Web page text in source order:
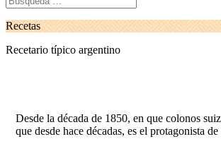
Recetas
Recetario típico argentino
Desde la década de 1850, en que colonos
que desde hace décadas, es el protagonista